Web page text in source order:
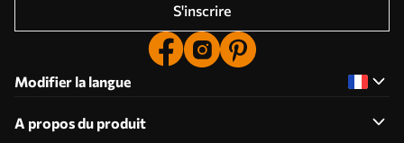
S'inscrire
Modifier la langue
A propos du produit